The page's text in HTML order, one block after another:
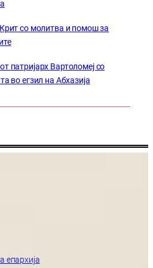
со молитва и помош за
патријарх Вартоломеј со
во егзил на Абхазија
епархија